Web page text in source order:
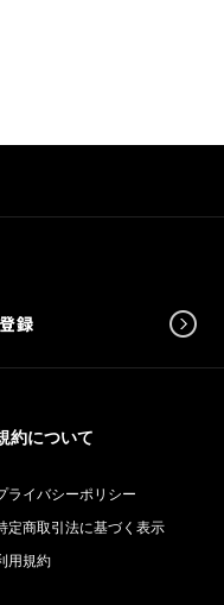
約について
ライバシーポリシー
定商取引法に基づく表示
用規約